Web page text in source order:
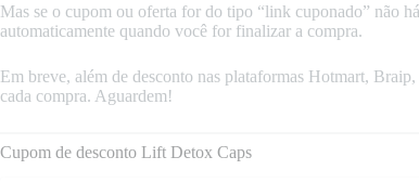
Mas se o cupom ou oferta for do tipo “link cuponado” não
automaticamente quando você for finalizar a compra.
Em breve, além de desconto nas plataformas Hotmart,
cada compra. Aguardem!
Cupom de desconto Lift Detox Caps